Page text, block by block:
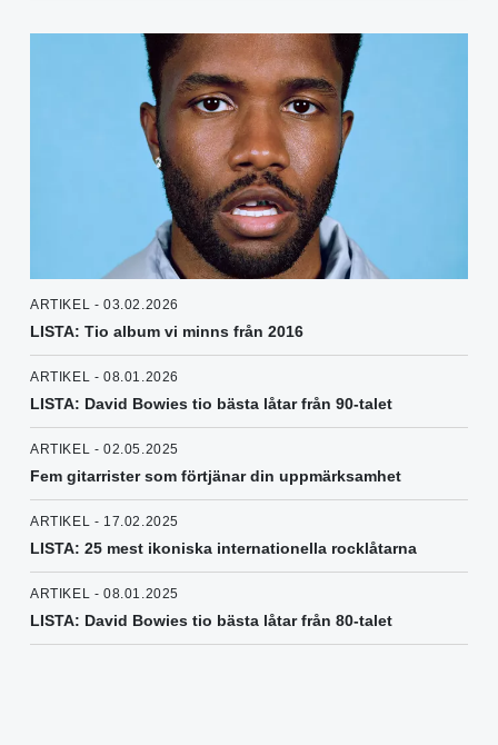
ARTIKEL - 03.02.2026
LISTA: Tio album vi minns från 2016
ARTIKEL - 08.01.2026
LISTA: David Bowies tio bästa låtar från 90-talet
ARTIKEL - 02.05.2025
Fem gitarrister som förtjänar din uppmärksamhet
ARTIKEL - 17.02.2025
LISTA: 25 mest ikoniska internationella rocklåtarna
ARTIKEL - 08.01.2025
LISTA: David Bowies tio bästa låtar från 80-talet